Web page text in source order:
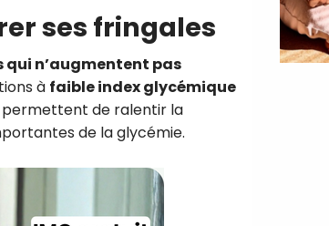
ses fringales
n’augmentent pas
à faible index glycémique
permettent de ralentir la
de la glycémie.
gratuitement 10
nos meilleures recettes
diabète !
que la newsletter promotionnelle de